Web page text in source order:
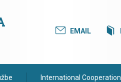
EMAIL
International Cooperation